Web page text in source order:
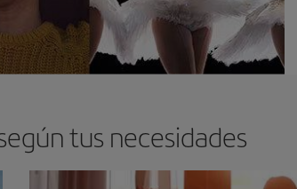
tus necesidades